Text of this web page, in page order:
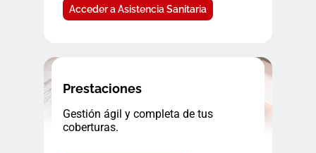
Acceder a Asistencia Sanitaria
Prestaciones
Gestión ágil y completa de tus
coberturas.